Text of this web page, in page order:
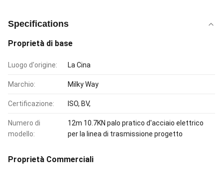
Specifications
Proprietà di base
Luogo d'origine: La Cina
Marchio: Milky Way
Certificazione: ISO, BV,
Numero di
modello:
12m 10.7KN palo pratico d'acciaio elettrico
per la linea di trasmissione progetto
Proprietà Commerciali